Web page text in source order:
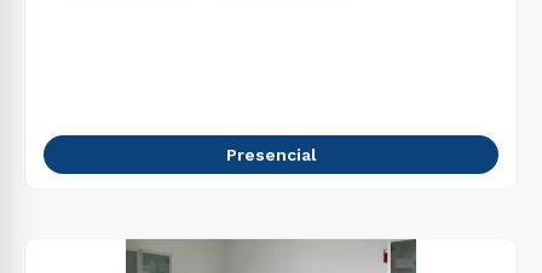
Presencial